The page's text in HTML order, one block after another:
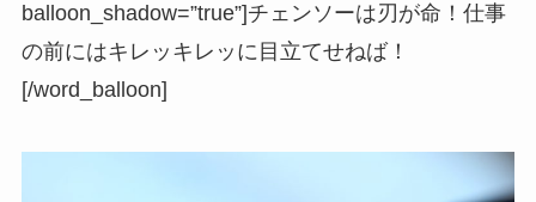
balloon_shadow=”true”]チェンソーは刃が命！仕事
の前にはキレッキレッに目立てせねば！
[/word_balloon]